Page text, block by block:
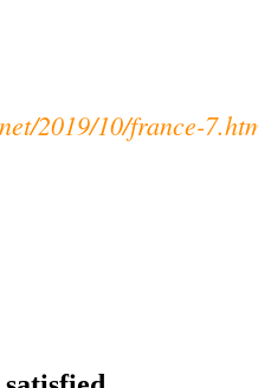
2019/10/france-